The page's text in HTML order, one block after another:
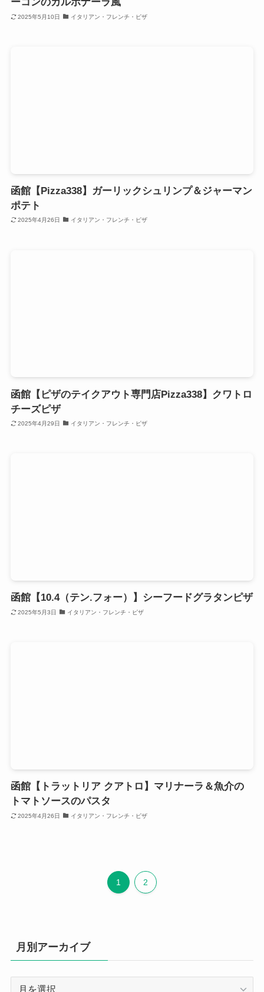
2025年5月10日 イタリアン・フレンチ・ピザ
函館【Pizza338】ガーリックシュリンプ＆ジャーマン
ポテト
2025年4月26日 イタリアン・フレンチ・ピザ
函館【ピザのテイクアウト専門店Pizza338】クワトロ
チーズピザ
2025年4月29日 イタリアン・フレンチ・ピザ
函館【10.4（テン.フォー）】シーフードグラタンピザ
2025年5月3日 イタリアン・フレンチ・ピザ
函館【トラットリア クアトロ】マリナーラ＆魚介の
トマトソースのパスタ
2025年4月26日 イタリアン・フレンチ・ピザ
1 2
月別アーカイブ